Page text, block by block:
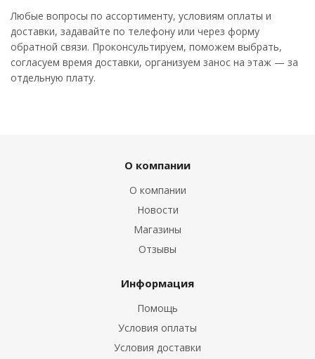
Любые вопросы по ассортименту, условиям оплаты и
доставки, задавайте по телефону или через форму
обратной связи. Проконсультируем, поможем выбрать,
согласуем время доставки, организуем занос на этаж — за
отдельную плату.
О компании
О компании
Новости
Магазины
Отзывы
Информация
Помощь
Условия оплаты
Условия доставки